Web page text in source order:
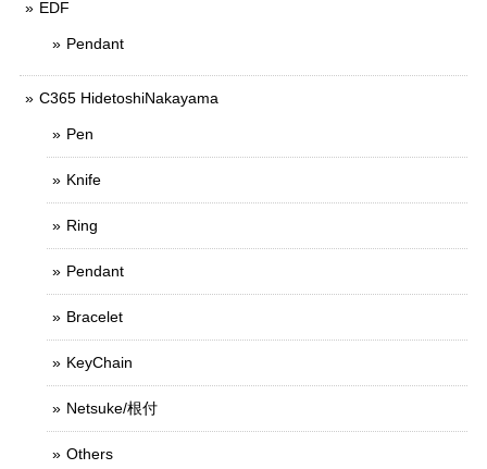
EDF
Pendant
C365 HidetoshiNakayama
Pen
Knife
Ring
Pendant
Bracelet
KeyChain
Netsuke/根付
Others